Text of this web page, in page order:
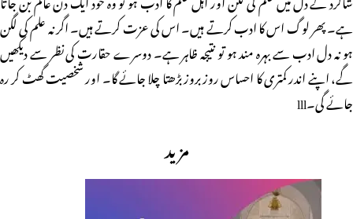
ہے۔ پھر لوگ اس کا ادب کرتے ہیں۔ اس کی عزت کرتے ہیں۔ اگر نہ علم کی لگن
ہو نہ دل ادب سے بہرہ مند ہو تو نتیجہ ظاہر ہے۔ دوسرے حقارت کی نظر سے دیکھیں
گے، اپنے اندر کمتری کا احساس روز بروز بڑھتا چلا جائے گا۔ اور شخصیت گھٹ کر رہ
جائے گی۔lll
مزید